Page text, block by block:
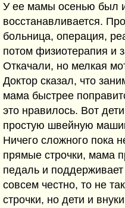
У ее мамы осенью был
восстанавливается.
больница, операция,
потом физиотерапия и
Откачали, но мелкая
Доктор сказал, что
мама быстрее
это нравилось. Вот
простую швейную
Ничего сложного пока
прямые строчки, мама
педаль и
совсем честно, то не
строчки, но дети и